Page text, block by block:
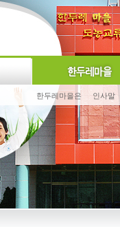
한두레마을은 인사말